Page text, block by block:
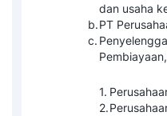
dan usaha
b.PT
c.
1.
2.